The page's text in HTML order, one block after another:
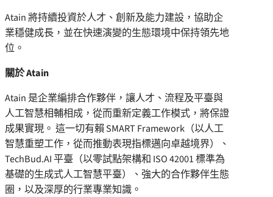
Atain 將持續投資於人才、創新及能力建設，協助企
業穩健成長，並在快速演變的生態環境中保持領先地
位。
關於 Atain
Atain 是企業編排合作夥伴，讓人才、流程及平臺與
人工智慧相輔相成，從而重新定義工作模式，將保證
成果實現。 這一切有賴 SMART Framework（以人工
智慧重塑工作，從而推動表現指標邁向卓越境界）、
TechBud.AI 平臺（以零試點架構和 ISO 42001 標準為
基礎的生成式人工智慧平臺）、強大的合作夥伴生態
圈，以及深厚的行業專業知識。